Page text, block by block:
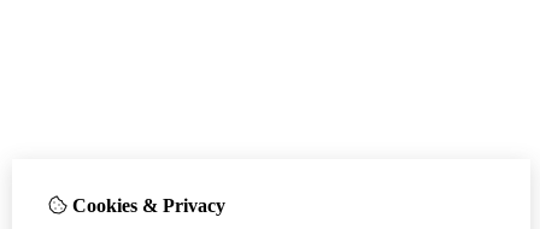
Cookies & Privacy